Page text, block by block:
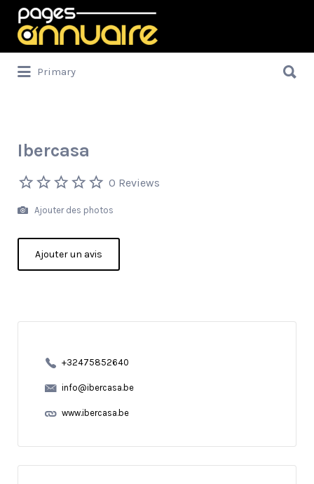
Rechercher:
Primary
Ibercasa
0 Reviews
Ajouter des photos
Ajouter un avis
+32475852640
info@ibercasa.be
www.ibercasa.be